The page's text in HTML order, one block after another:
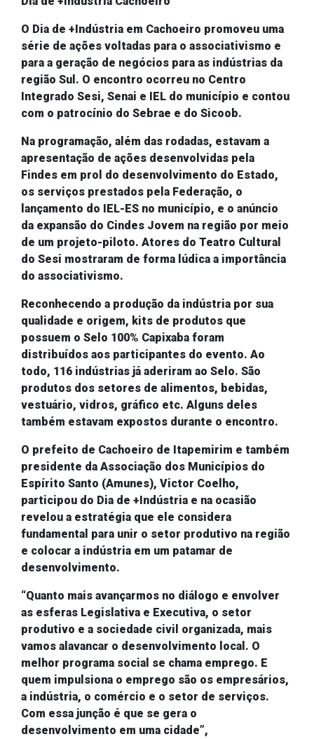
O Dia de +Indústria em Cachoeiro promoveu uma
série de ações voltadas para o associativismo e
para a geração de negócios para as indústrias da
região Sul. O encontro ocorreu no Centro
Integrado Sesi, Senai e IEL do município e contou
com o patrocínio do Sebrae e do Sicoob.
Na programação, além das rodadas, estavam a
apresentação de ações desenvolvidas pela
Findes em prol do desenvolvimento do Estado,
os serviços prestados pela Federação, o
lançamento do IEL-ES no município, e o anúncio
da expansão do Cindes Jovem na região por meio
de um projeto-piloto. Atores do Teatro Cultural
do Sesi mostraram de forma lúdica a importância
do associativismo.
Reconhecendo a produção da indústria por sua
qualidade e origem, kits de produtos que
possuem o Selo 100% Capixaba foram
distribuídos aos participantes do evento. Ao
todo, 116 indústrias já aderiram ao Selo. São
produtos dos setores de alimentos, bebidas,
vestuário, vidros, gráfico etc. Alguns deles
também estavam expostos durante o encontro.
O prefeito de Cachoeiro de Itapemirim e também
presidente da Associação dos Municípios do
Espírito Santo (Amunes), Victor Coelho,
participou do Dia de +Indústria e na ocasião
revelou a estratégia que ele considera
fundamental para unir o setor produtivo na região
e colocar a indústria em um patamar de
desenvolvimento.
“Quanto mais avançarmos no diálogo e envolver
as esferas Legislativa e Executiva, o setor
produtivo e a sociedade civil organizada, mais
vamos alavancar o desenvolvimento local. O
melhor programa social se chama emprego. E
quem impulsiona o emprego são os empresários,
a indústria, o comércio e o setor de serviços.
Com essa junção é que se gera o
desenvolvimento em uma cidade”,